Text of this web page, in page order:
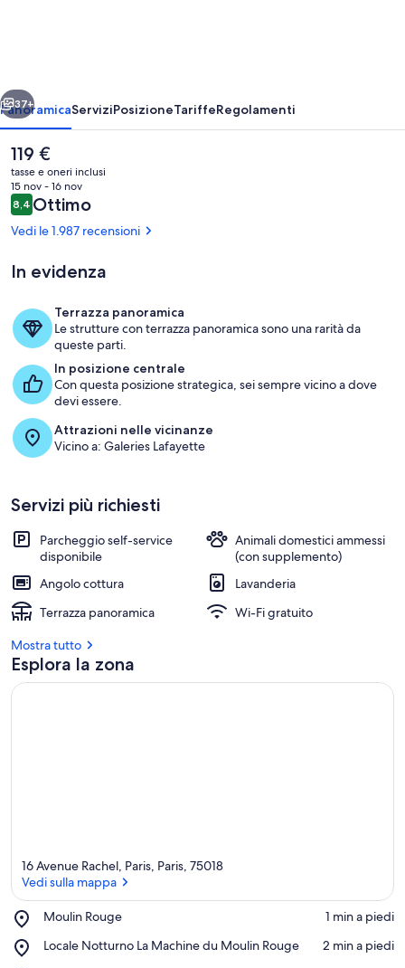
Avanti
37+
PanoramicaServiziPosizioneTariffeRegolamenti
Il
prezzo
attuale
è
119 €
119 €
tasse e oneri inclusi
15 nov - 16 nov
Recensioni
8,48,4 su 10
Ottimo
Vedi le 1.987 recensioni
In evidenza
Terrazza panoramica
Le strutture con terrazza panoramica sono una rarità da
queste parti.
In posizione centrale
Con questa posizione strategica, sei sempre vicino a dove
devi essere.
Attrazioni nelle vicinanze
Vicino a: Galeries Lafayette
Servizi più richiesti
Parcheggio self-service
disponibile
Animali domestici ammessi
(con supplemento)
Angolo cottura
Lavanderia
Terrazza panoramica
Wi-Fi gratuito
Mostra tutto
Esplora la zona
16 Avenue Rachel, Paris, Paris, 75018
Vedi sulla mappa
Moulin Rouge
Place,
Rouge
‪1 min a piedi‬
Locale Notturno La Machine du Moulin Rouge
Place,
‪2 min a piedi‬